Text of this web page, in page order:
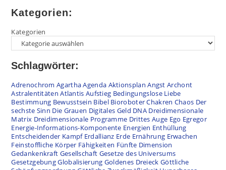
Kategorien:
Kategorien
Schlagwörter:
Adrenochrom AgarthaAgenda Aktionsplan Angst Archont
Astralentitäten Atlantis Aufstieg Bedingungslose Liebe
Bestimmung Bewusstsein Bibel BioroboterChakren Chaos Der
sechste Sinn Die Grauen Digitales Geld DNA Dreidimensionale
Matrix Dreidimensionale Programme Drittes Auge Ego Egregor
Energie-Informations-Komponente Energien Enthüllung
Entscheidender Kampf Erdallianz Erde Ernährung Erwachen
Feinstoffliche Körper Fähigkeiten Fünfte Dimension
Gedankenkraft Gesellschaft Gesetze des Universums
GesetzgebungGlobalisierung Goldenes Dreieck Göttliche